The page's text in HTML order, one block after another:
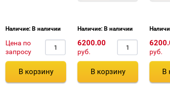
Наличие: В наличии
Цена по
запросу
В корзину
Наличие: В наличии
6200.00
руб.
В корзину
руб.
В